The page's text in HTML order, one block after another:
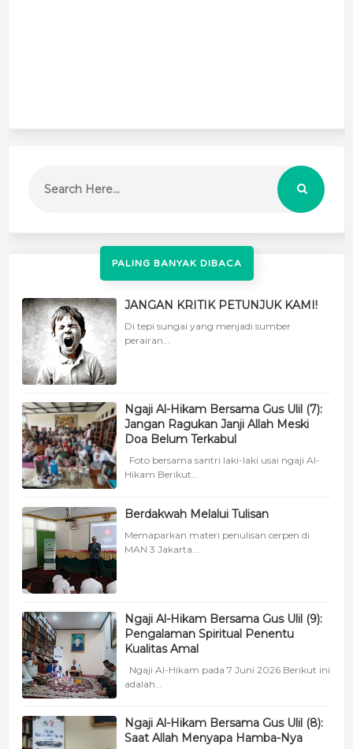
PALING BANYAK DIBACA
JANGAN KRITIK PETUNJUK KAMI!
Di tepi sungai yang menjadi sumber
perairan...
Ngaji Al-Hikam Bersama Gus Ulil (7):
Jangan Ragukan Janji Allah Meski
Doa Belum Terkabul
Foto bersama santri laki-laki usai ngaji Al-
Hikam Berikut...
Berdakwah Melalui Tulisan
Memaparkan materi penulisan cerpen di
MAN 3 Jakarta...
Ngaji Al-Hikam Bersama Gus Ulil (9):
Pengalaman Spiritual Penentu
Kualitas Amal
Ngaji Al-Hikam pada 7 Juni 2026 Berikut ini
adalah...
Ngaji Al-Hikam Bersama Gus Ulil (8):
Saat Allah Menyapa Hamba-Nya